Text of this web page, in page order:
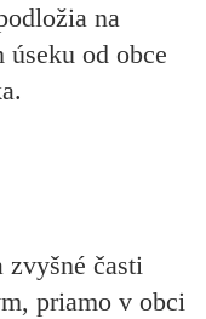
na
od obce
zvyšné časti
priamo v obci